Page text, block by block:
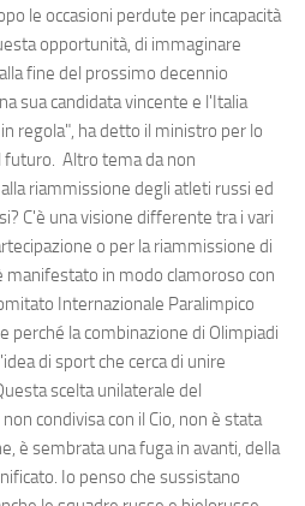
le occasioni perdute per incapacità
opportunità, di immaginare
fine del prossimo decennio
sua candidata vincente e l'Italia
regola", ha detto il ministro per lo
futuro. Altro tema da non
riammissione degli atleti russi ed
C'è una visione differente tra i vari
o per la riammissione di
manifestato in modo clamoroso con
Internazionale Paralimpico
perché la combinazione di Olimpiadi
di sport che cerca di unire
scelta unilaterale del
condivisa con il Cio, non è stata
è sembrata una fuga in avanti, della
Io penso che sussistano